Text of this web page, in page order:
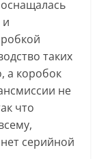
и
таких
а коробок
не
что
серийной